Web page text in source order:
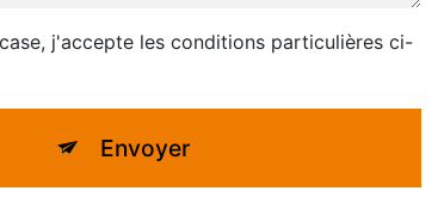
j'accepte les conditions particulières ci-
Envoyer